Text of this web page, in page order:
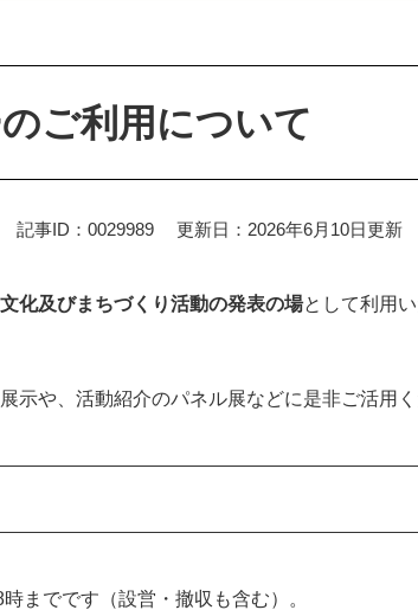
ご利用について
記事ID：0029989 更新日：2026年6月10日更新
化及びまちづくり活動の発表の場として利用
示や、活動紹介のパネル展などに是非ご活用く
までです（設営・撤収も含む）。